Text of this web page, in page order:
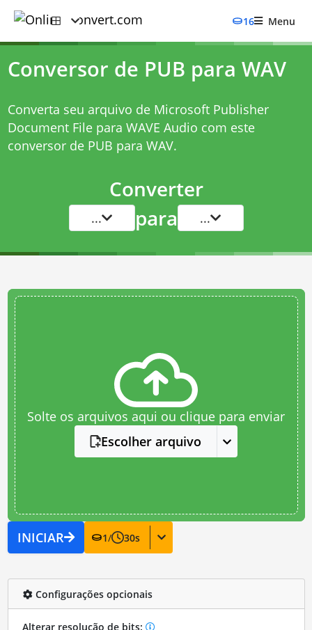
16 Menu
Conversor de PUB para WAV
Converta seu arquivo de Microsoft Publisher
Document File para WAVE Audio com este
conversor de PUB para WAV.
Converter
... para ...
Solte os arquivos aqui ou clique para enviar
Escolher arquivo
INICIAR 1/ 30s
Configurações opcionais
Alterar resolução de bits: